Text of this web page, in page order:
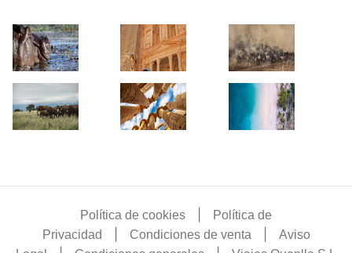
Política de cookies
Política de
Privacidad
Condiciones de venta|
Aviso